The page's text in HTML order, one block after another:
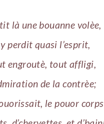
là une bouanne volèe,
perdit quasi l’esprit,
engroutè, tout affligi,
de la contrèe;
le pouor